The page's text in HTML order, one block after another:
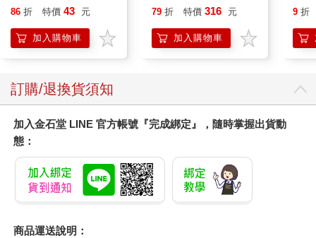
86 折 特價 43 元
加入購物車
79 折 特價 316 元
加入購物車
9 折
訂購/退換貨須知
加入金石堂 LINE 官方帳號『完成綁定』，隨時掌握出貨動
態：
商品運送說明：